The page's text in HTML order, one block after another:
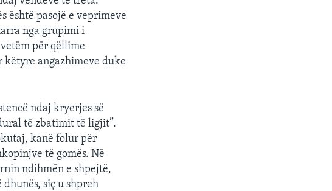
është pasojë e veprimeve
nga grupimi i
për qëllime
angazhimeve duke
ndaj kryerjes së
të zbatimit të ligjit”.
kanë folur për
të gomës. Në
ndihmën e shpejtë,
siç u shpreh